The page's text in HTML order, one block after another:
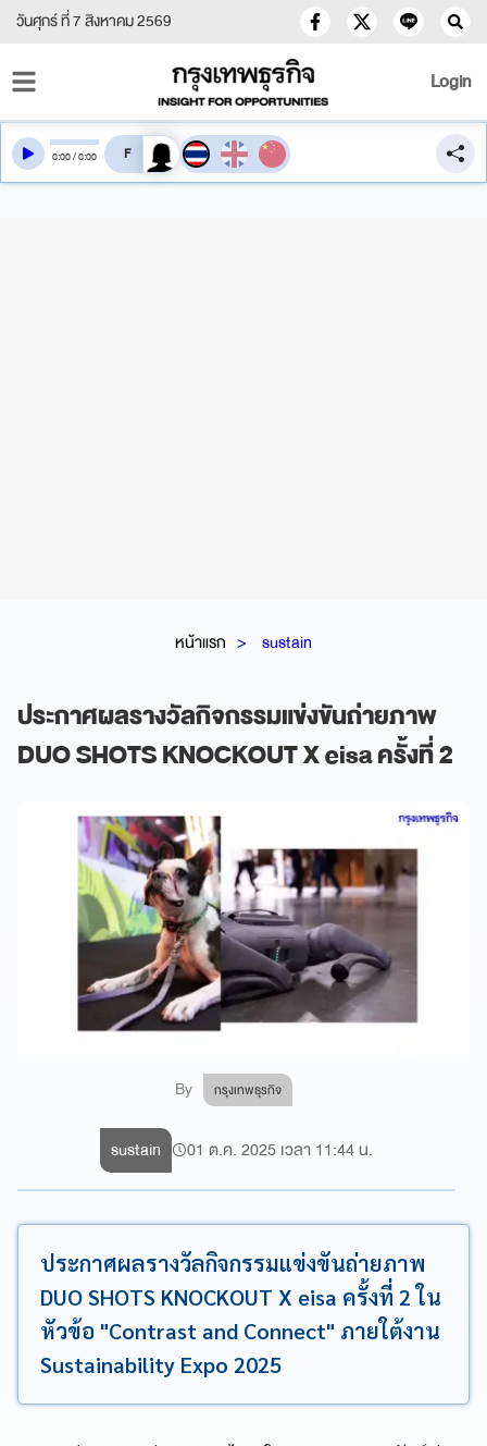
วันศุกร์ ที่ 7 สิงหาคม 2569
Login
หน้าแรก sustain
ประกาศผลรางวัลกิจกรรมแข่งขันถ่ายภาพ
DUO SHOTS KNOCKOUT X eisa ครั้งที่ 2
By กรุงเทพธุรกิจ
0:00/0:00 สลับเสียงอ่าน
sustain 01 ต.ค. 2025 เวลา 11:44 น.
ประกาศผลรางวัลกิจกรรมแข่งขันถ่ายภาพ
DUO SHOTS KNOCKOUT X eisa ครั้งที่ 2 ใน
หัวข้อ "Contrast and Connect" ภายใต้งาน
Sustainability Expo 2025